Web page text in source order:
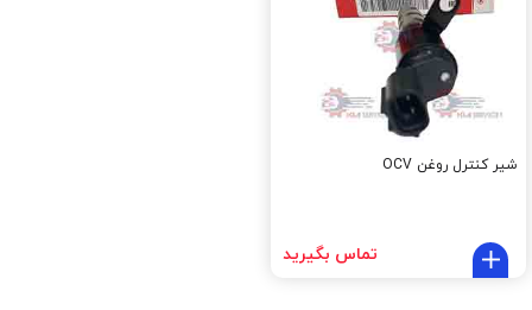
شیر کنترل روغن OCV
تماس بگیرید